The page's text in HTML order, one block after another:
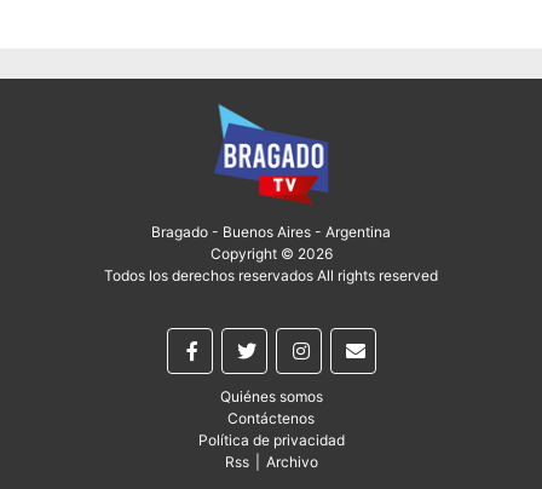
Bragado - Buenos Aires - Argentina
Copyright © 2026
Todos los derechos reservados All rights reserved
Quiénes somos
Contáctenos
Política de privacidad
Rss
Archivo